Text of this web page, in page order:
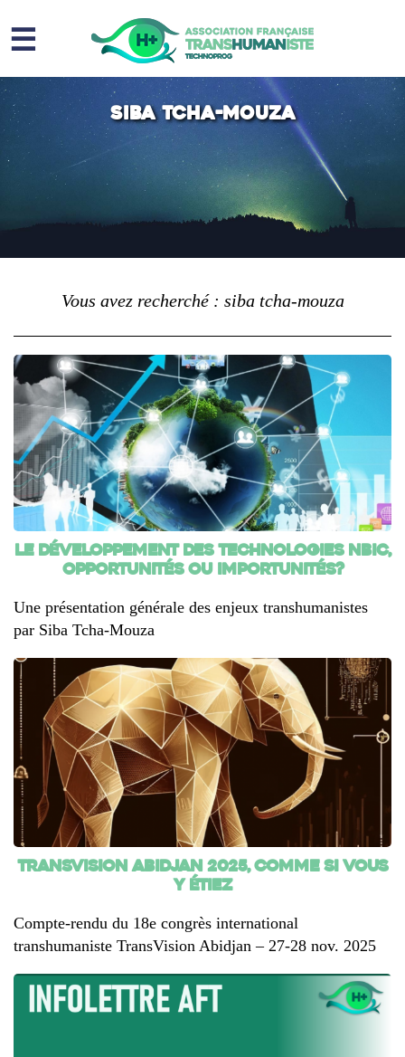
☰
Homme augmenté
Immortalité ?
Question sociale
Risques
Contact
siba tcha-mouza
Vous avez recherché : siba tcha-mouza
Le développement des technologies NBIC,
opportunités ou importunités?
Une présentation générale des enjeux transhumanistes
par Siba Tcha-Mouza
TransVision Abidjan 2025, comme si vous
y étiez
Compte-rendu du 18e congrès international
transhumaniste TransVision Abidjan – 27-28 nov. 2025